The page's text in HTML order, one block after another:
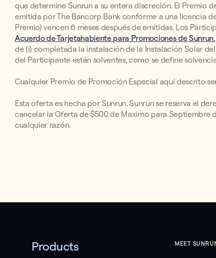
que determine Sunrun a su entera discreción. El Premio
emitida por The Bancorp Bank conforme a una licencia
Premio) vencen 6 meses después de emitidas. Los
Acuerdo de Tarjetahabiente para Promociones de Sunrun.
de (i) completada la instalación de la Instalación Solar
del Participante están solventes, como se define
Cualquier Premio de Promoción Especial aquí descrito
Esta oferta es hecha por Sunrun. Sunrun se reserva el
cancelar la Oferta de $500 de Maximo para Septiembre
cualquier razón.
Products
MEET